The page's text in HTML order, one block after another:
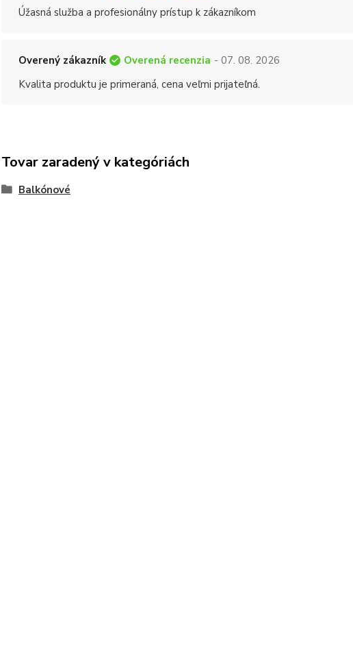
Úžasná služba a profesionálny prístup k zákazníkom
Overený zákazník Overená recenzia - 07. 08. 2026
Kvalita produktu je primeraná, cena veľmi prijateľná.
Tovar zaradený v kategóriách
Balkónové